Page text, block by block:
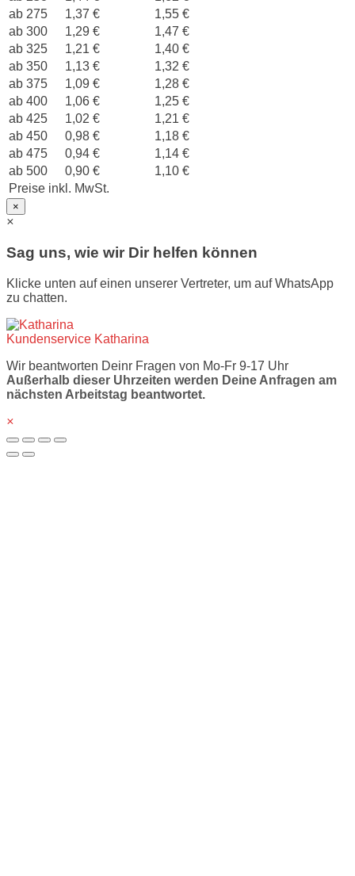
Preise inkl. MwSt.
ab 275
1,37 €
1,55 €
ab 300
1,29 €
1,47 €
ab 325
1,21 €
1,40 €
ab 350
1,13 €
1,32 €
ab 375
1,09 €
1,28 €
ab 400
1,06 €
1,25 €
ab 425
1,02 €
1,21 €
ab 450
0,98 €
1,18 €
ab 475
0,94 €
1,14 €
ab 500
0,90 € 1,10 €
×
×
Sag uns, wie wir Dir helfen können
Klicke unten auf einen unserer Vertreter, um auf WhatsApp
zu chatten.
Kundenservice Katharina
Wir beantworten Deinr Fragen von Mo-Fr 9-17 Uhr
Außerhalb dieser Uhrzeiten werden Deine Anfragen am
nächsten Arbeitstag beantwortet.
×